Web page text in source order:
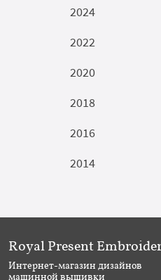
2024
2022
2020
2018
2016
2014
Royal Present
Интернет-магазин дизайнов
машинной вышивки